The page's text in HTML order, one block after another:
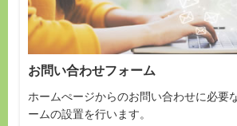
お問い合わせフォーム
ホームぺージからのお問い合わせに必要
ームの設置を行います。